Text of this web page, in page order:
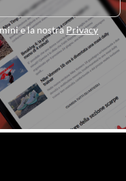
e la nostraPrivacy